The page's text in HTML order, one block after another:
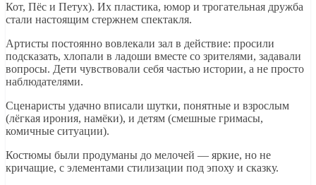
Кот, Пёс и Петух). Их пластика, юмор и трогательная дружба
стали настоящим стержнем спектакля.
Артисты постоянно вовлекали зал в действие: просили
подсказать, хлопали в ладоши вместе со зрителями, задавали
вопросы. Дети чувствовали себя частью истории, а не просто
наблюдателями.
Сценаристы удачно вписали шутки, понятные и взрослым
(лёгкая ирония, намёки), и детям (смешные гримасы,
комичные ситуации).
Костюмы были продуманы до мелочей — яркие, но не
кричащие, с элементами стилизации под эпоху и сказку.